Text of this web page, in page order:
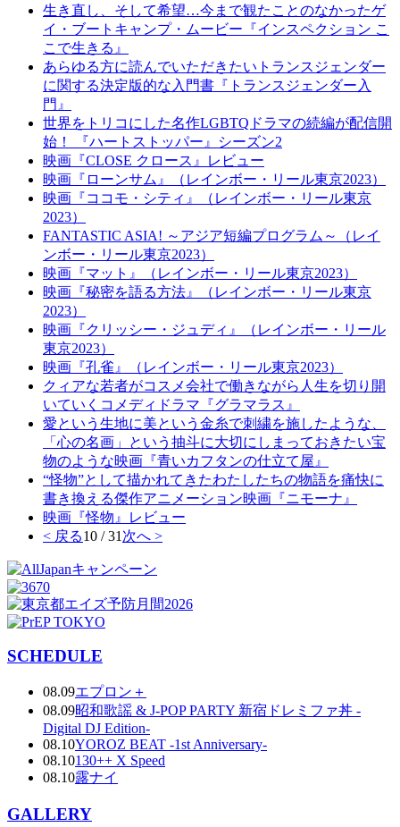
生き直し、そして希望…今まで観たことのなかったゲ
イ・ブートキャンプ・ムービー『インスペクション こ
こで生きる』
あらゆる方に読んでいただきたいトランスジェンダー
に関する決定版的な入門書『トランスジェンダー入
門』
世界をトリコにした名作LGBTQドラマの続編が配信開
始！ 『ハートストッパー』シーズン2
映画『CLOSE クロース』レビュー
映画『ローンサム』（レインボー・リール東京2023）
映画『ココモ・シティ』（レインボー・リール東京
2023）
FANTASTIC ASIA! ～アジア短編プログラム～（レイ
ンボー・リール東京2023）
映画『マット』（レインボー・リール東京2023）
映画『秘密を語る方法』（レインボー・リール東京
2023）
映画『クリッシー・ジュディ』（レインボー・リール
東京2023）
映画『孔雀』（レインボー・リール東京2023）
クィアな若者がコスメ会社で働きながら人生を切り開
いていくコメディドラマ『グラマラス』
愛という生地に美という金糸で刺繍を施したような、
「心の名画」という抽斗に大切にしまっておきたい宝
物のような映画『青いカフタンの仕立て屋』
“怪物”として描かれてきたわたしたちの物語を痛快に
書き換える傑作アニメーション映画『ニモーナ』
映画『怪物』レビュー
< 戻る10 / 31 次へ >
SCHEDULE
08.09エプロン＋
08.09昭和歌謡 & J-POP PARTY 新宿ドレミファ丼 -
Digital DJ Edition-
08.10YOROZ BEAT -1st Anniversary-
08.10130++ X Speed
08.10露ナイ
GALLERY